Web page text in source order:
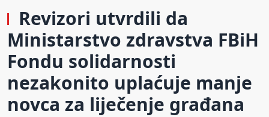
Revizori utvrdili da
Ministarstvo zdravstva FBiH
Fondu solidarnosti
nezakonito uplaćuje manje
novca za liječenje građana